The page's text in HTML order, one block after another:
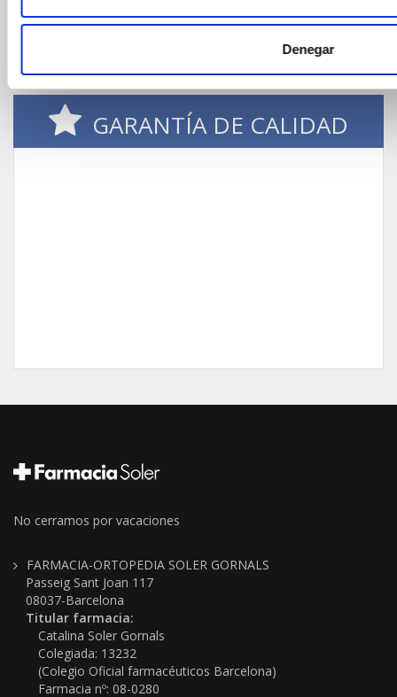
Denegar
GARANTÍA DE CALIDAD
No cerramos por vacaciones
FARMACIA-ORTOPEDIA SOLER GORNALS
Passeig Sant Joan 117
08037-Barcelona
Titular farmacia:
Catalina Soler Gornals
Colegiada: 13232
(Colegio Oficial farmacéuticos Barcelona)
Farmacia nº: 08-0280